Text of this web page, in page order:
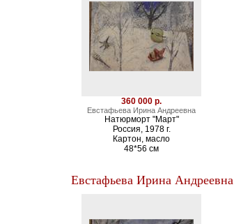
360 000 р.
Евстафьева Ирина Андреевна
Натюрморт "Март"
Россия, 1978 г.
Картон, масло
48*56 см
Евстафьева Ирина Андреевна